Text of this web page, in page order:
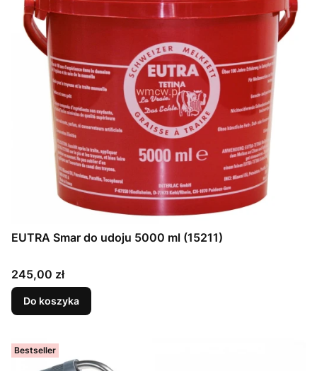
EUTRA Smar do udoju 5000 ml (15211)
Cena
245,00 zł
Do koszyka
Bestseller